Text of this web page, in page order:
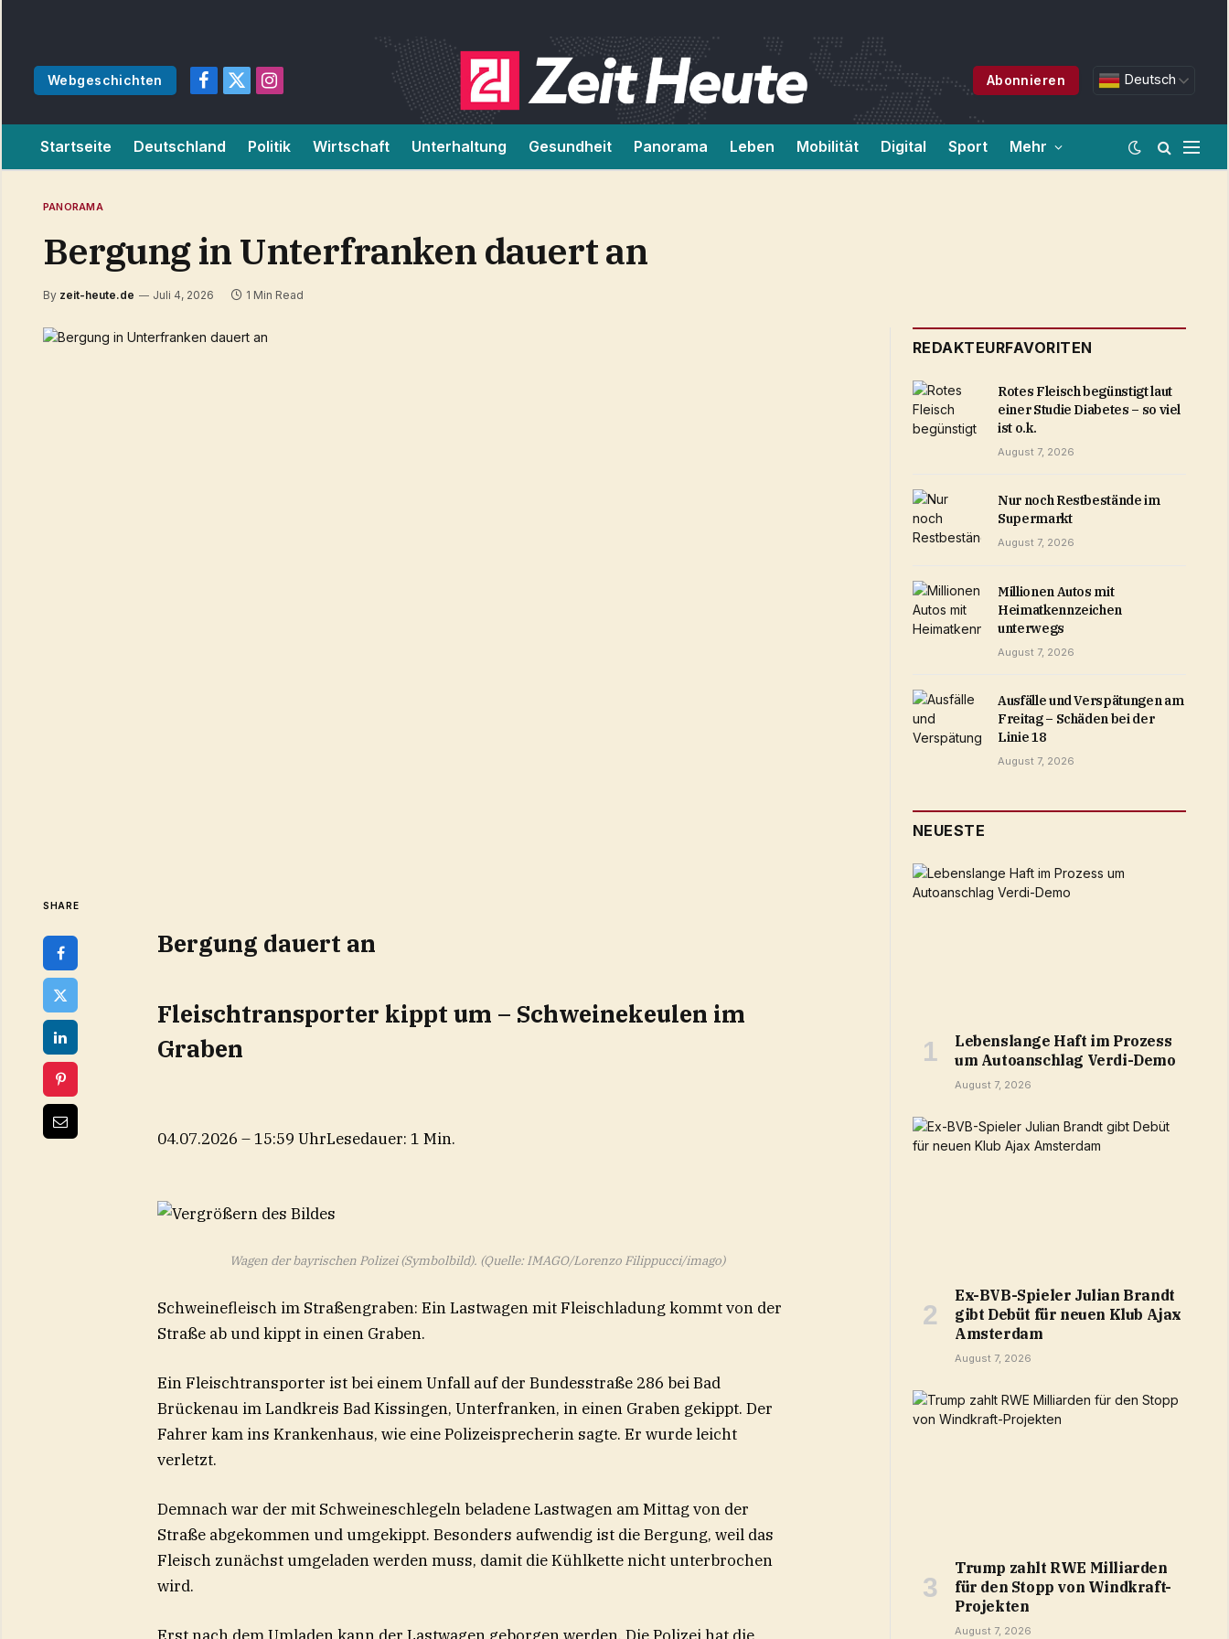
Webgeschichten
Facebook
X
Instagram
Abonnieren Deutsch
Startseite Deutschland Politik Wirtschaft Unterhaltung Gesundheit Panorama Leben Mobilität Digital Sport Mehr
PANORAMA
Bergung in Unterfranken dauert an
By zeit-heute.de Juli 4, 2026 1 Min Read
SHARE
Bergung dauert an
Fleischtransporter kippt um – Schweinekeulen im
Graben
04.07.2026 – 15:59 UhrLesedauer: 1 Min.
Wagen der bayrischen Polizei (Symbolbild). (Quelle: IMAGO/Lorenzo Filippucci/imago)
Schweinefleisch im Straßengraben: Ein Lastwagen mit Fleischladung kommt von der
Straße ab und kippt in einen Graben.
Ein Fleischtransporter ist bei einem Unfall auf der Bundesstraße 286 bei Bad
Brückenau im Landkreis Bad Kissingen, Unterfranken, in einen Graben gekippt. Der
Fahrer kam ins Krankenhaus, wie eine Polizeisprecherin sagte. Er wurde leicht
verletzt.
Demnach war der mit Schweineschlegeln beladene Lastwagen am Mittag von der
Straße abgekommen und umgekippt. Besonders aufwendig ist die Bergung, weil das
Fleisch zunächst umgeladen werden muss, damit die Kühlkette nicht unterbrochen
wird.
REDAKTEURFAVORITEN
Rotes Fleisch begünstigt laut
einer Studie Diabetes – so viel
ist o.k.
August 7, 2026
Nur noch Restbestände im
Supermarkt
August 7, 2026
Millionen Autos mit
Heimatkennzeichen
unterwegs
August 7, 2026
Ausfälle und Verspätungen am
Freitag – Schäden bei der
Linie 18
August 7, 2026
NEUESTE
Lebenslange Haft im Prozess
um Autoanschlag Verdi-Demo
August 7, 2026
Ex-BVB-Spieler Julian Brandt
gibt Debüt für neuen Klub Ajax
Amsterdam
August 7, 2026
Trump zahlt RWE Milliarden
für den Stopp von Windkraft-
Projekten
August 7, 2026